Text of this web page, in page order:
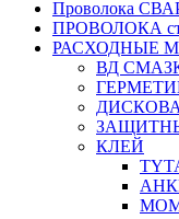
Проволока
ПРОВОЛОКА
РАСХОДНЫЕ
ВД
КЛЕЙ